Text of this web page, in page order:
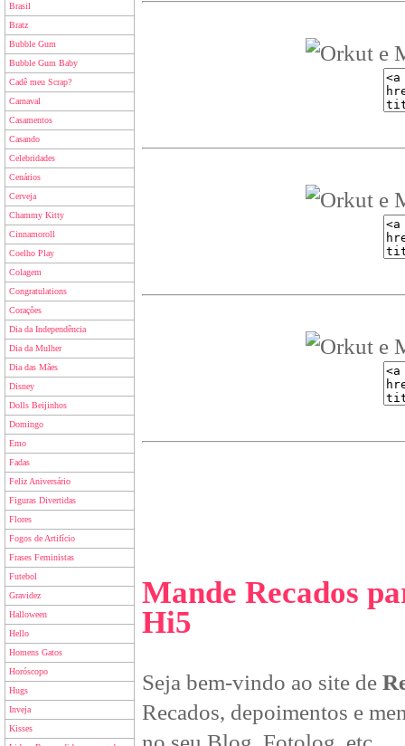
Brasil
Bratz
Bubble Gum
Bubble Gum Baby
Cadê meu Scrap?
Carnaval
Casamentos
Casando
Celebridades
Cenários
Cerveja
Chammy Kitty
Cinnamoroll
Coelho Play
Colagem
Congratulations
Corações
Dia da Independência
Dia da Mulher
Dia das Mães
Disney
Dolls Beijinhos
Domingo
Emo
Fadas
Feliz Aniversário
Figuras Divertidas
Flores
Fogos de Artifício
Frases Feministas
Futebol
Gravidez
Halloween
Hello
Homens Gatos
Horóscopo
Hugs
Inveja
Kisses
Mande Recados
Hi5
Seja bem-vindo ao site de
Recados, depoimentos e